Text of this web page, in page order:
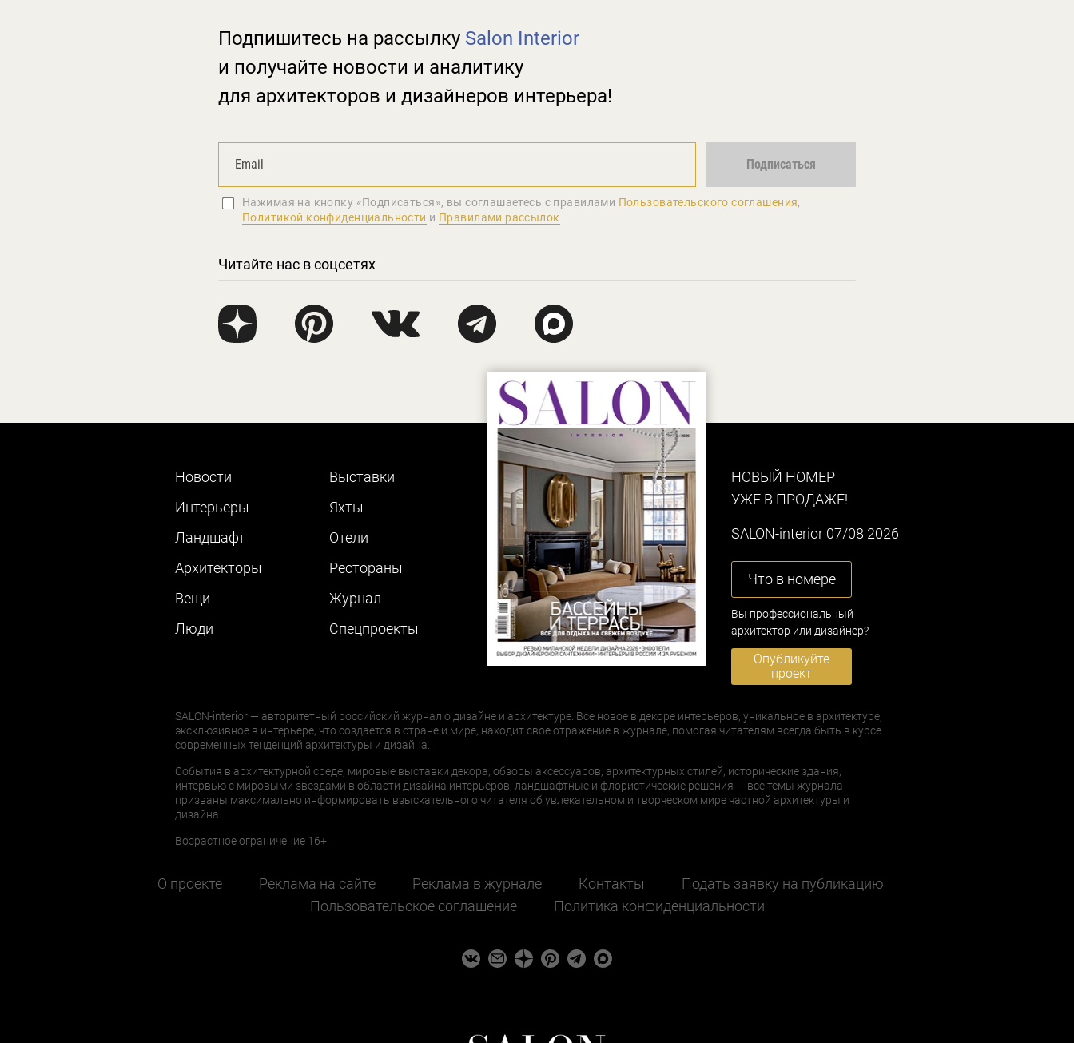
Подпишитесь на рассылку Salon Interior
и получайте новости и аналитику
для архитекторов и дизайнеров интерьера!
Подписаться
Нажимая на кнопку «Подписаться», вы соглашаетеcь с правилами Пользовательского соглашения,
Политикой конфиденциальности и Правилами рассылок
Читайте нас в соцсетях
Новости
Интерьеры
Ландшафт
Архитекторы
Вещи
Люди
Выставки
Яхты
Отели
Рестораны
Журнал
Cпецпроекты
НОВЫЙ НОМЕР
УЖЕ В ПРОДАЖЕ!
SALON-interior 07/08 2026
Что в номере
Вы профессиональный
архитектор или дизайнер?
Опубликуйте
проект
SALON-interior — авторитетный российский журнал о дизайне и архитектуре. Все новое в декоре интерьеров, уникальное в архитектуре,
эксклюзивное в интерьере, что создается в стране и мире, находит свое отражение в журнале, помогая читателям всегда быть в курсе
современных тенденций архитектуры и дизайна.
События в архитектурной среде, мировые выставки декора, обзоры аксессуаров, архитектурных стилей, исторические здания,
интервью с мировыми звездами в области дизайна интерьеров, ландшафтные и флористические решения — все темы журнала
призваны максимально информировать взыскательного читателя об увлекательном и творческом мире частной архитектуры и
дизайна.
Возрастное ограничение 16+
О проекте Реклама на сайте Реклама в журнале Контакты
Подать заявку на публикацию
Пользовательское соглашение
Политика конфиденциальности